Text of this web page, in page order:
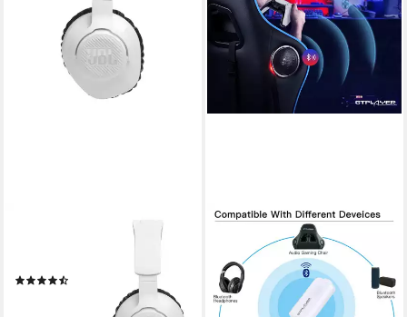
129,99 €
GTPLAYER
Bluetooth Adapter 5.1
Bluetooth-Adapter, Windows
XP/7/8/10, mac OS, PS4,
Switch(TV Mode) Kompatibel